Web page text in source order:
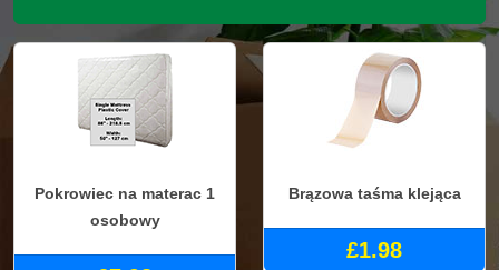
Pokrowiec na materac 1
osobowy
Brązowa taśma klejąca
£1.98